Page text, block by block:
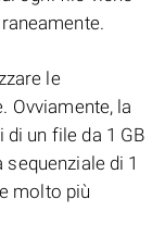
le
Ovviamente, la
un file da 1 GB
di 1
molto più